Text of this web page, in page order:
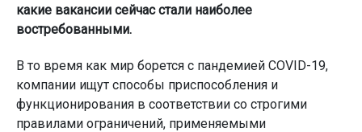
какие вакансии сейчас стали наиболее
востребованными.
В то время как мир борется с пандемией COVID-19,
компании ищут способы приспособления и
функционирования в соответствии со строгими
правилами ограничений, применяемыми